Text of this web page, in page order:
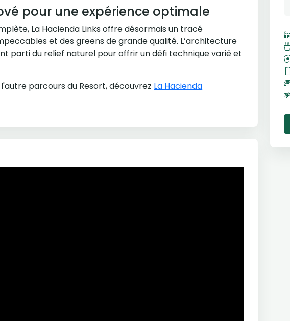
pour une expérience optimale
La Hacienda Links offre désormais un tracé
et des greens de grande qualité. L’architecture
parti du relief naturel pour offrir un défi technique varié et
parcours du Resort, découvrez La Hacienda